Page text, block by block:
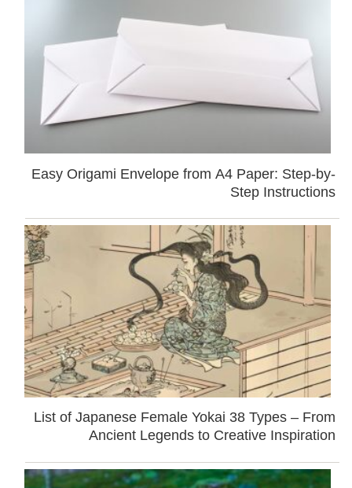
Easy Origami Envelope from A4 Paper: Step-by-
Step Instructions
List of Japanese Female Yokai 38 Types – From
Ancient Legends to Creative Inspiration